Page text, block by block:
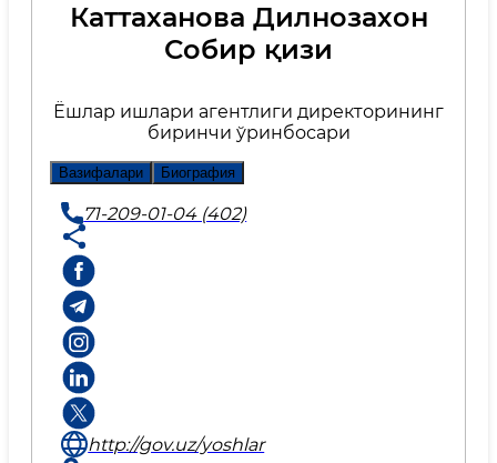
Каттаханова Дилнозахон
Собир қизи
Ёшлар ишлари агентлиги директорининг
биринчи ўринбосари
Вазифалари Биография
71-209-01-04 (402)
http://gov.uz/yoshlar